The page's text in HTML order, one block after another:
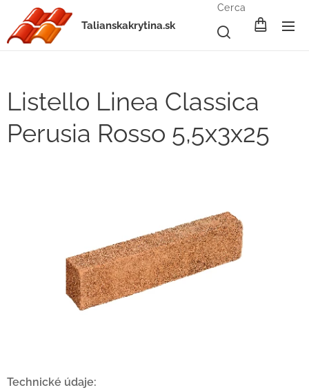
Talianskakrytina.sk
Cerca
Listello Linea Classica
Perusia Rosso 5,5x3x25
Technické údaje: